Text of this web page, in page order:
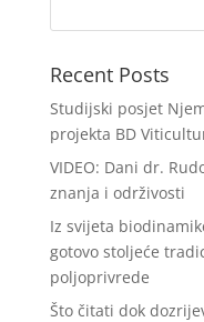
Recent Posts
Studijski posjet
projekta BD
VIDEO: Dani dr.
znanja i održivosti
Iz svijeta
gotovo stoljeće
poljoprivrede
Što čitati dok